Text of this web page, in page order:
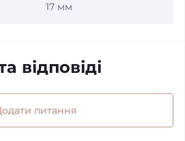
17 мм
відповіді
питання